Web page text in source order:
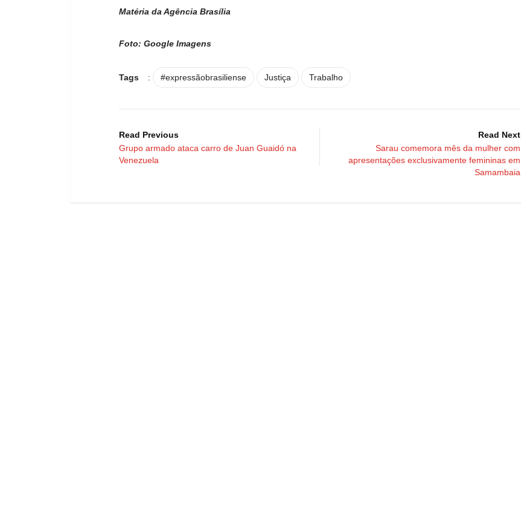
Matéria da Agência Brasília
Foto: Google Imagens
Tags : #expressãobrasiliense Justiça Trabalho
Read Previous
Grupo armado ataca carro de Juan Guaidó na
Venezuela
Read Next
Sarau comemora mês da mulher com
apresentações exclusivamente femininas em
Samambaia